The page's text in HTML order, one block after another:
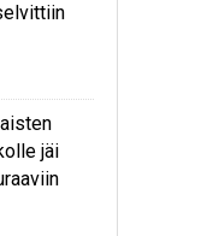
jäi